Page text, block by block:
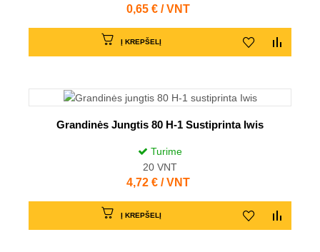
Kaina
0,65 € / VNT
Į KREPŠELĮ
Grandinės Jungtis 80 H-1 Sustiprinta Iwis
Turime
20 VNT
Kaina
4,72 € / VNT
Į KREPŠELĮ